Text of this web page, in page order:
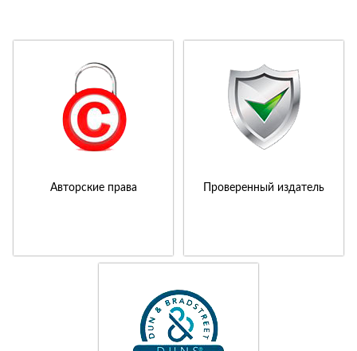
Авторские права Проверенный издатель